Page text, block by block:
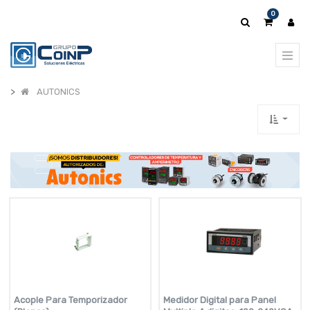
0
AUTONICS
Acople Para Temporizador
Medidor Digital para Panel